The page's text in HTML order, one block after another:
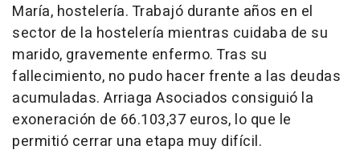
María, hostelería. Trabajó durante años en el
sector de la hostelería mientras cuidaba de su
marido, gravemente enfermo. Tras su
fallecimiento, no pudo hacer frente a las deudas
acumuladas. Arriaga Asociados consiguió la
exoneración de 66.103,37 euros, lo que le
permitió cerrar una etapa muy difícil.